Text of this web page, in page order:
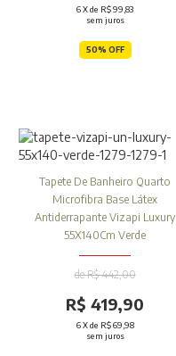
6X de R$ 99,83
sem juros
50% OFF
Tapete De Banheiro Quarto
Microfibra Base Látex
Antiderrapante Vizapi Luxury
55X140Cm Verde
de R$ 442,00
R$ 419,90
6X de R$ 69,98
sem juros